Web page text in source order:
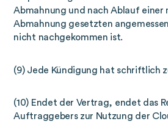
Abmahnung und nach Ablauf einer
Abmahnung gesetzten
nicht nachgekommen ist.
(9) Jede Kündigung hat schriftlich
(10) Endet der Vertrag, endet das
Auftraggebers zur Nutzung der